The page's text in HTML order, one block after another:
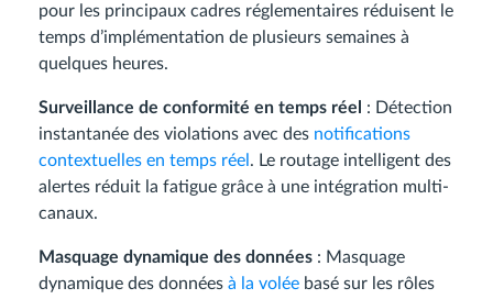
pour les principaux cadres réglementaires réduisent le
temps d’implémentation de plusieurs semaines à
quelques heures.
Surveillance de conformité en temps réel
: Détection
instantanée des violations avec des notifications
contextuelles en temps réel . Le routage intelligent des
alertes réduit la fatigue grâce à une intégration multi-
canaux.
Masquage dynamique des données : Masquage
dynamique des données à la volée basé sur les rôles